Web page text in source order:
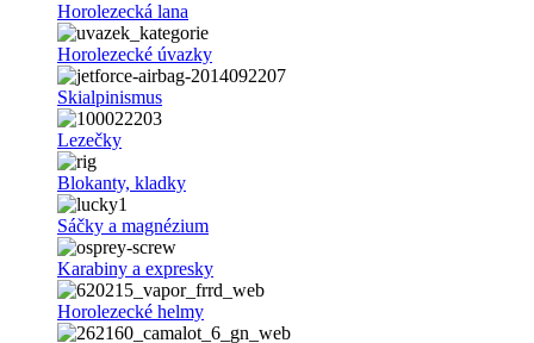
Horolezecká lana
Horolezecké úvazky
Skialpinismus
Lezečky
Blokanty, kladky
Sáčky a magnézium
Karabiny a expresky
Horolezecké helmy